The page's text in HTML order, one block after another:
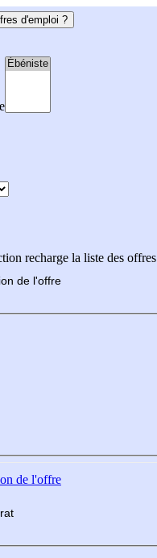
d'emploi ?
recharge la liste des offres
de l'offre
de l'offre